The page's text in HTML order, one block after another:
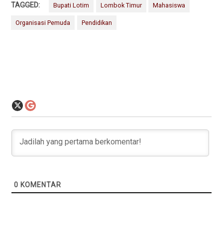
TAGGED: Bupati Lotim Lombok Timur Mahasiswa
Organisasi Pemuda Pendidikan
0 KOMENTAR